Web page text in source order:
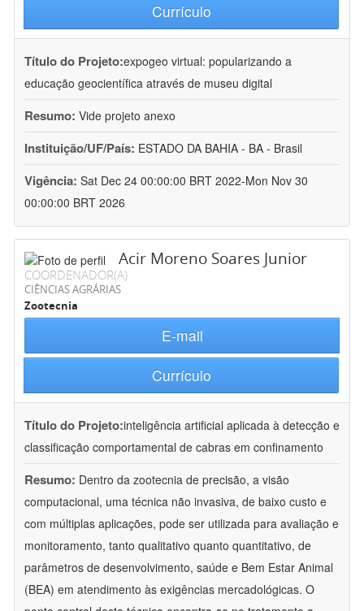
Currículo
Título do Projeto:expogeo virtual: popularizando a
educação geocientífica através de museu digital
Resumo: Vide projeto anexo
Instituição/UF/País: ESTADO DA BAHIA - BA - Brasil
Vigência: Sat Dec 24 00:00:00 BRT 2022-Mon Nov 30
00:00:00 BRT 2026
Acir Moreno Soares Junior
COORDENADOR(A)
CIÊNCIAS AGRÁRIAS
Zootecnia
E-mail
Currículo
Título do Projeto:inteligência artificial aplicada à detecção e
classificação comportamental de cabras em confinamento
Resumo: Dentro da zootecnia de precisão, a visão
computacional, uma técnica não invasiva, de baixo custo e
com múltiplas aplicações, pode ser utilizada para avaliação e
monitoramento, tanto qualitativo quanto quantitativo, de
parâmetros de desenvolvimento, saúde e Bem Estar Animal
(BEA) em atendimento às exigências mercadológicas. O